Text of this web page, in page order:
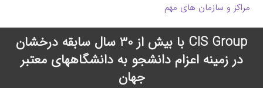
مراکز و سازمان های مهم
CIS Group با بیش از 30 سال سابقه درخشان
در زمینه اعزام دانشجو به دانشگاههای معتبر
جهان